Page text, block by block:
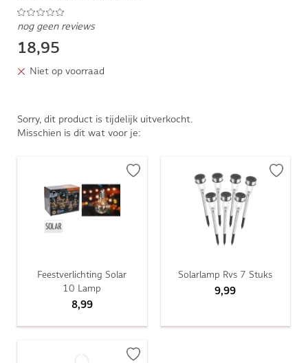
nog geen reviews
18,95
Niet op voorraad
Sorry, dit product is tijdelijk uitverkocht.
Misschien is dit wat voor je:
Feestverlichting Solar
10 Lamp
8,99
Solarlamp Rvs 7 Stuks
9,99